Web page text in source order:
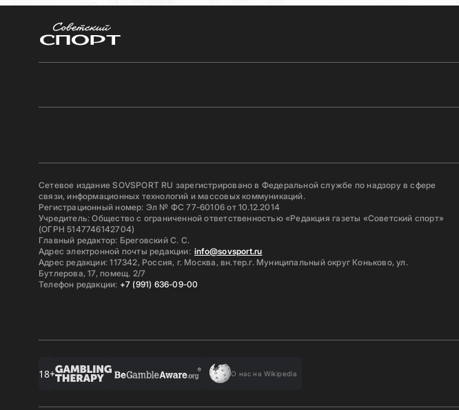
Сетевое издание SOVSPORT RU зарегистрировано в Федеральной службе по надзору в сфере
связи, информационных технологий и массовых коммуникаций.
Регистрационный номер: Эл № ФС 77-60106 от 10.12.2014
Учредитель: Общество с ограниченной ответственностью «Редакция газеты «Советский спорт»
(ОГРН 5147746142704)
Главный редактор: Бреговский С. С.
Адрес электронной почты редакции: info@sovsport.ru
Адрес редакции: 117342, Россия, г. Москва, вн.тер.г. Муниципальный округ Коньково, ул.
Бутлерова, 17, помещ. 2/7
Телефон редакции: +7 (991) 636-09-00
18+ О нас на Wikipedia